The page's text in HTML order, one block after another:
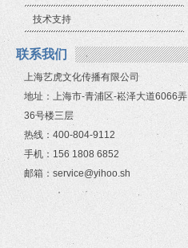
技术支持
联系我们
上海艺虎文化传播有限公司
地址：上海市-青浦区-崧泽大道6066弄
36号楼三层
热线：400-804-9112
手机：156 1808 6852
邮箱：service@yihoo.sh